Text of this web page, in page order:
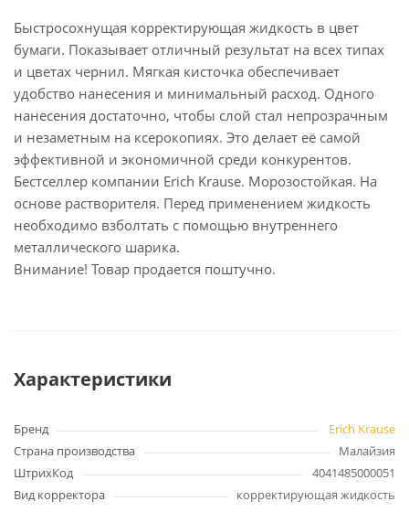
Быстросохнущая корректирующая жидкость в цвет
бумаги. Показывает отличный результат на всех типах
и цветах чернил. Мягкая кисточка обеспечивает
удобство нанесения и минимальный расход. Одного
нанесения достаточно, чтобы слой стал непрозрачным
и незаметным на ксерокопиях. Это делает её самой
эффективной и экономичной среди конкурентов.
Бестселлер компании Erich Krause. Морозостойкая. На
основе растворителя. Перед применением жидкость
необходимо взболтать с помощью внутреннего
металлического шарика.
Внимание! Товар продается поштучно.
Характеристики
Бренд
Erich Krause
Страна производства
Малайзия
ШтрихКод
4041485000051
Вид корректора
корректирующая жидкость